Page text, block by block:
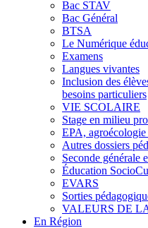
Bac STAV
Bac Général
BTSA
Le Numérique
Examens
Langues vivantes
Inclusion des
besoins particuliers
VIE SCOLAIRE
Stage en milieu
EPA, agroécologie
Autres dossiers
Seconde générale
Éducation
EVARS
Sorties
VALEURS DE
En Région